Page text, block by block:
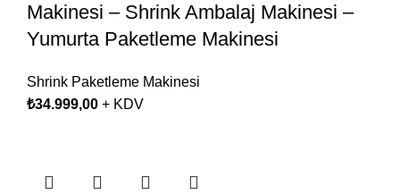
Makinesi – Shrink Ambalaj Makinesi –
Yumurta Paketleme Makinesi
Shrink Paketleme Makinesi
₺34.999,00 + KDV